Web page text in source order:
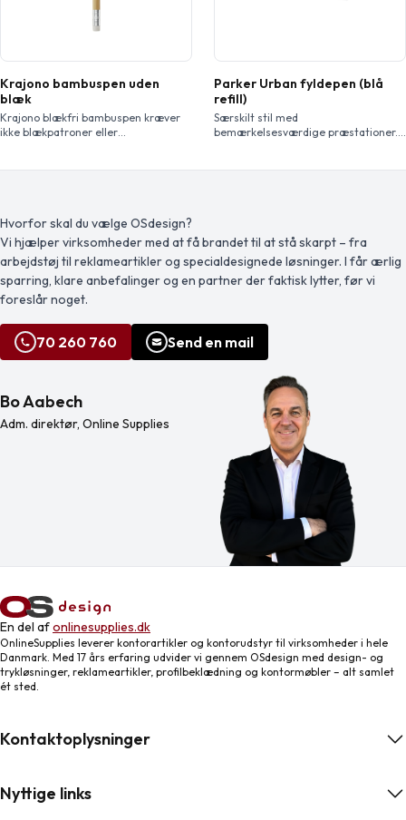
Krajono bambuspen uden
blæk
Krajono blækfri bambuspen kræver
ikke blækpatroner eller
blæk fremmer mere ansvarlig valg
og tilskynder til brug af vedvarende
materialer. Pennen inkluderer et
viskelæder øverst. Skrivelængde:
1500 meter. Spidsstørrelse: 0,5 mm.
Parker Urban fyldepen (blå
refill)
Særskilt stil med
bemærkelsesværdige præstationer.
personlig stil og hæve tilliden bag
hvert ord. Inkl. Parker æske. Leveres
med en patron. Eksklusivt design.
Hvorfor skal du vælge OSdesign?
Vi hjælper virksomheder med at få brandet til at stå skarpt – fra
arbejdstøj til reklameartikler og specialdesignede løsninger. I får ærlig
sparring, klare anbefalinger og en partner der faktisk lytter, før vi
foreslår noget.
70 260 760 Send en mail
Bo Aabech
Adm. direktør, Online Supplies
En del afonlinesupplies.dk
OnlineSupplies leverer kontorartikler og kontorudstyr til virksomheder i hele
Danmark. Med 17 års erfaring udvider vi gennem OSdesign med design- og
trykløsninger, reklameartikler, profilbeklædning og kontormøbler – alt samlet
ét sted.
Kontaktoplysninger
Nyttige links